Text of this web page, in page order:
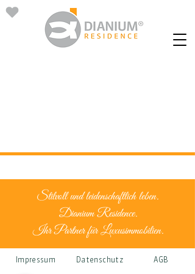
Impressum Datenschutz AGB
Stilvoll und leidenschaftlich leben.
Dianium Residence.
Ihr Partner für Luxusimmobilien.